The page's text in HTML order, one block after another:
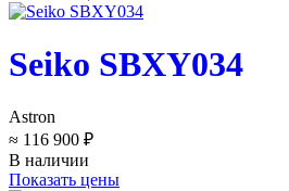
Seiko SBXY034
Astron
≈ 116 900 ₽
В наличии
Показать цены